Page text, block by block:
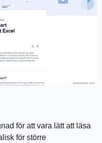
för att vara lätt att läsa
för större